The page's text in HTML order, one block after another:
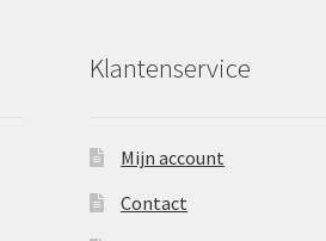
Klantenservice
Mijn account
Contact